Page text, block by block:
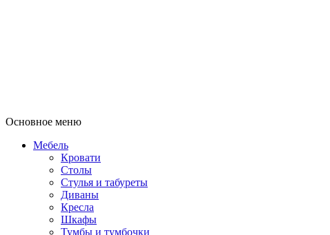
Основное меню
Мебель
Кровати
Столы
Стулья и табуреты
Диваны
Кресла
Шкафы
Тумбы и тумбочки